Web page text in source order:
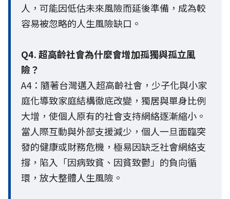
人，可能因低估未來風險而延後準備，成為較
容易被忽略的人生風險缺口。
Q4. 超高齡社會為什麼會增加孤獨與孤立風
險？
A4：隨著台灣邁入超高齡社會，少子化與小家
庭化導致家庭結構徹底改變，獨居與單身比例
大增，使個人原有的社會支持網絡逐漸縮小。
當人際互動與外部支援減少，個人一旦面臨突
發的健康或財務危機，極易因缺乏社會網絡支
撐，陷入「因病致貧、因貧致鬱」的負向循
環，放大整體人生風險。